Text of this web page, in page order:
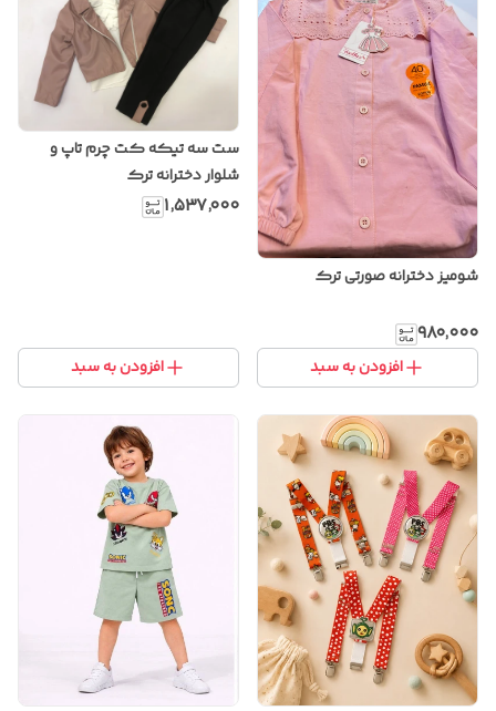
شومیز دخترانه صورتی ترک
۹۸۰٬۰۰۰
افزودن به سبد
ست سه تیکه کت چرم تاپ و
شلوار دخترانه ترک
۱٬۵۳۷٬۰۰۰
افزودن به سبد